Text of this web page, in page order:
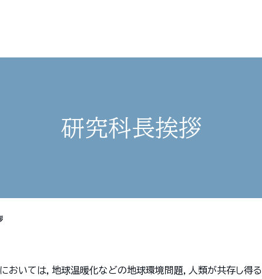
研究科長挨拶
おいては，地球温暖化などの地球環境問題，人類が共存し得る